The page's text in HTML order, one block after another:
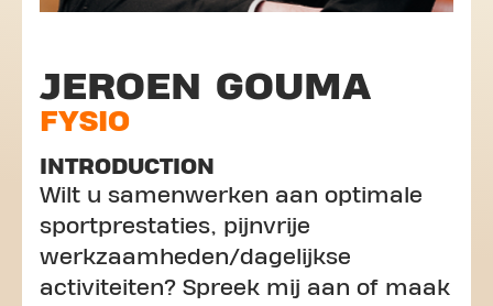
JEROEN GOUMA
FYSIO
INTRODUCTION
Wilt u samenwerken aan optimale
sportprestaties, pijnvrije
werkzaamheden/dagelijkse
activiteiten? Spreek mij aan of maak